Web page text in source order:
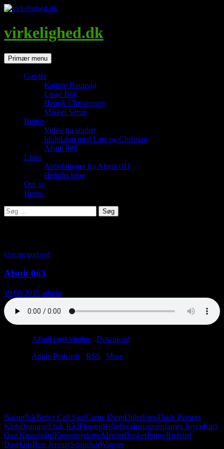
Hop
indhold
virkelighed.dk
SøgPrimær menu
Gæster
Katrine Baunvig
Lasse Bak
Henrik Christensen
Mikkel Serup
Bonus
Video fra studiet
Idolplakat med Lars og Christian
Afsnit 000
Links
Anbefalinger fra Afsnit 011
Henriks blog
Om os
Home
Søg
efter:
Uncategorized
Afsnit 063
19/08/2015 admin
Afspil i nyt vindue Download
Apple Podcasts RSS
More
BaconfiskBetter Call SaulCarpe DiemDillerfotosDøde Poeters
KlubDrømmeEtisk RådFlueægHelteIkeaInstagramJames JoyceKarl
Ove KnausgårdKuponnyderneMemerØnskerPornoRichard
DawkinsRon JeremySnapchatWagner